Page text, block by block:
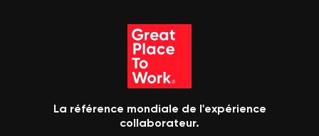
La référence mondiale de l'expérience
collaborateur.